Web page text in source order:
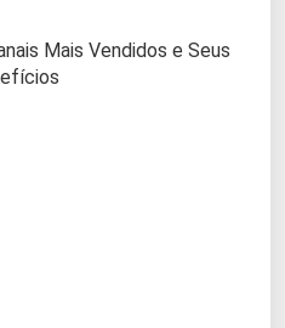
Mais Vendidos e Seus